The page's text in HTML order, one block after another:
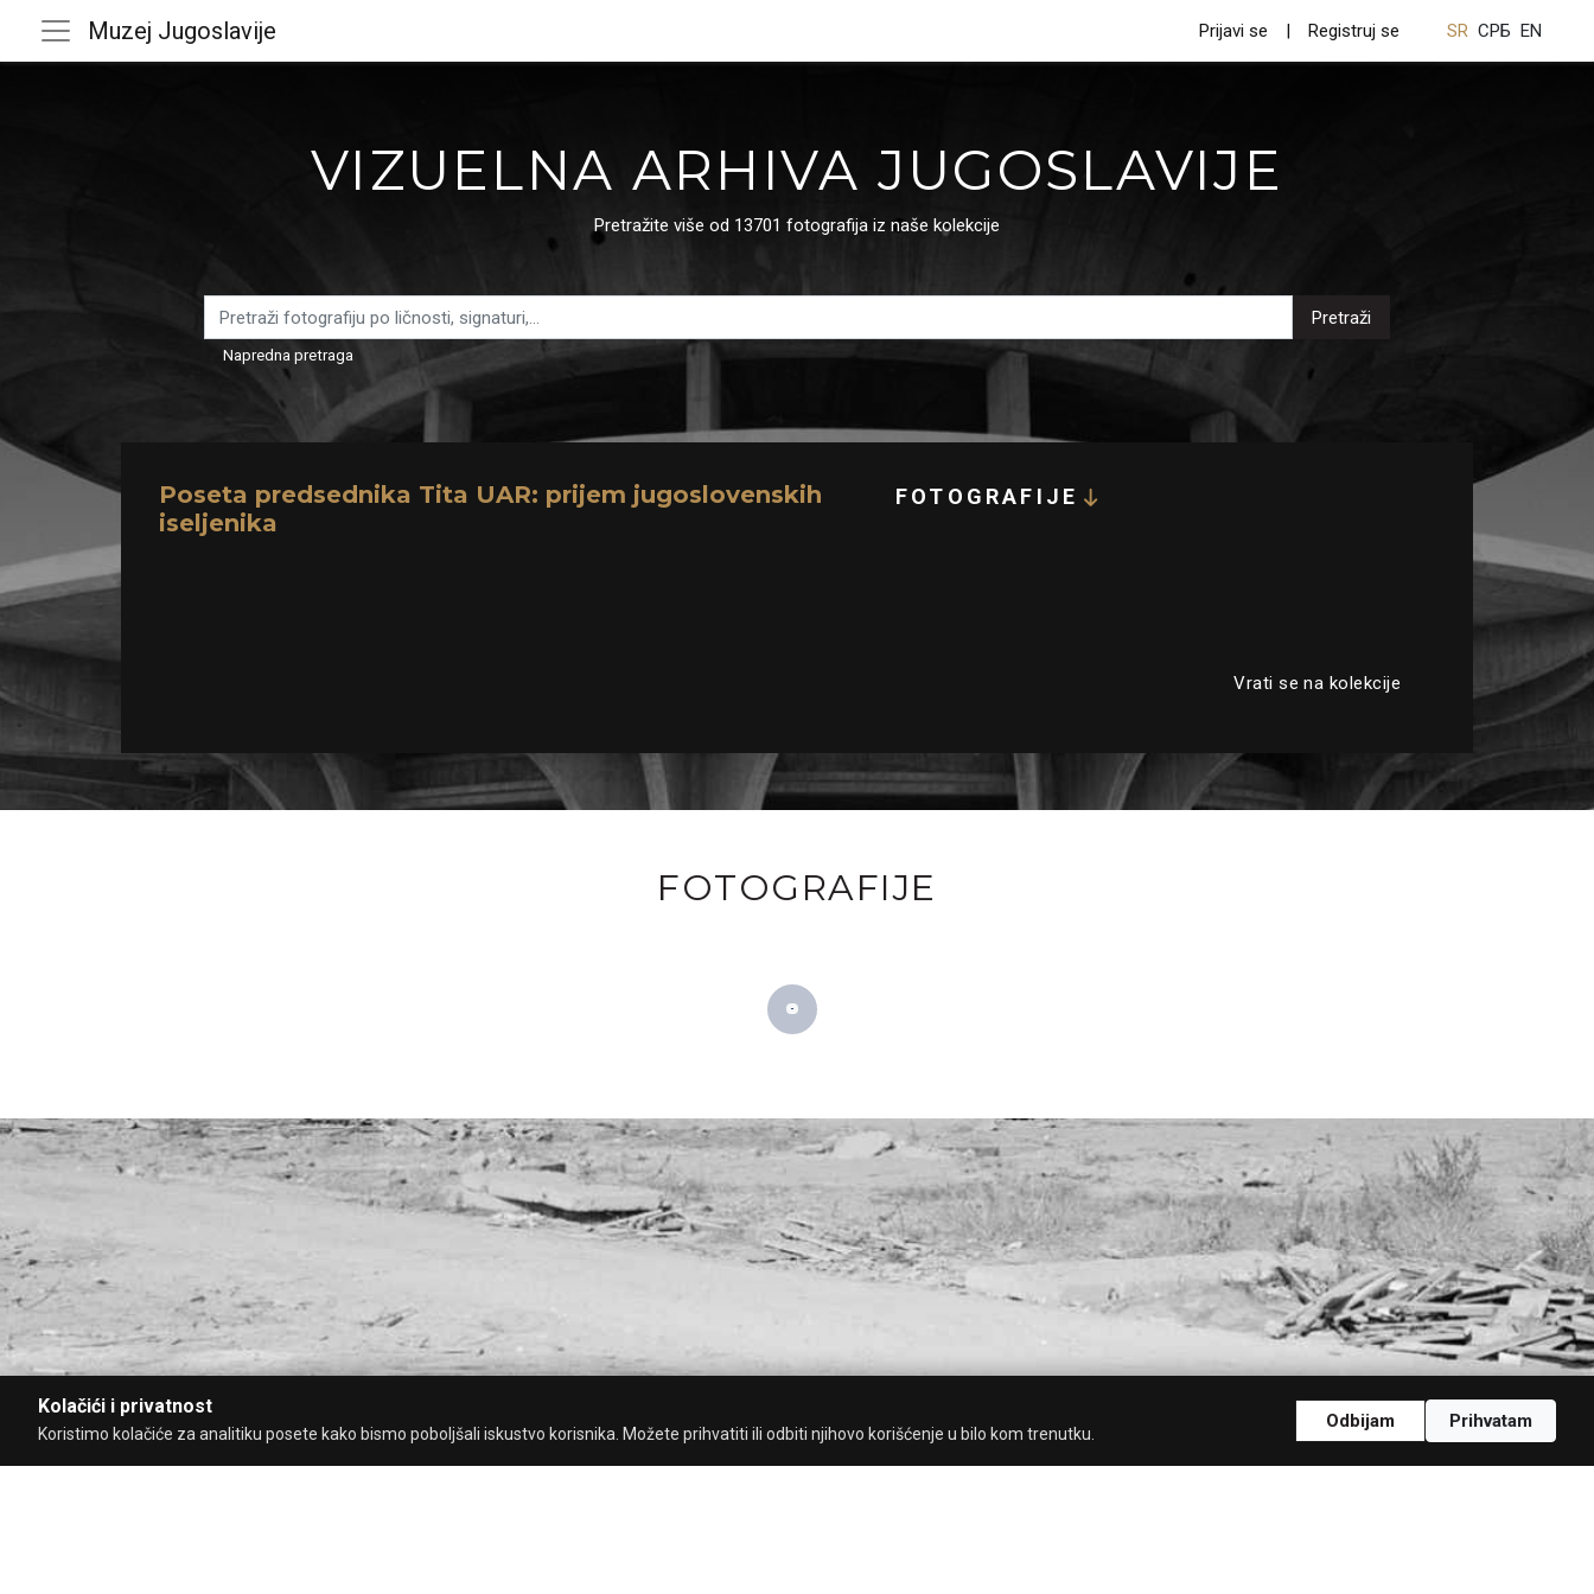
Muzej Jugoslavije Prijavi se Registruj se SR СРБ EN
VIZUELNA ARHIVA JUGOSLAVIJE
Pretražite više od 13701 fotografija iz naše kolekcije
Pretraži
Napredna pretraga
Poseta predsednika Tita UAR: prijem jugoslovenskih
iseljenika
FOTOGRAFIJE
Vrati se na kolekcije
FOTOGRAFIJE
Kolačići i privatnost
Koristimo kolačiće za analitiku posete kako bismo poboljšali iskustvo korisnika. Možete prihvatiti ili odbiti njihovo korišćenje u bilo kom trenutku.
Odbijam Prihvatam